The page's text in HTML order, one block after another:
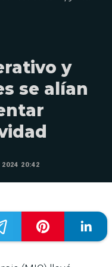
y
se alían
2024 20:42